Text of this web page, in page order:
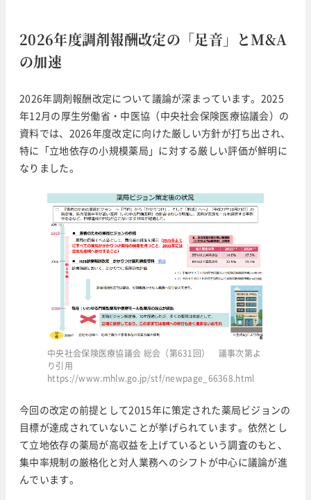
2026年度調剤報酬改定の「足音」とM&A
の加速
2026年調剤報酬改定について議論が深まっています。2025
年12月の厚生労働省・中医協（中央社会保険医療協議会）の
資料では、2026年度改定に向けた厳しい方針が打ち出され、
特に「立地依存の小規模薬局」に対する厳しい評価が鮮明に
なりました。
中央社会保険医療協議会 総会（第631回） 議事次第よ
り引用
https://www.mhlw.go.jp/stf/newpage_66368.html
今回の改定の前提として2015年に策定された薬局ビジョンの
目標が達成されていないことが挙げられています。依然とし
て立地依存の薬局が高収益を上げているという調査のもと、
集中率規制の厳格化と対人業務へのシフトが中心に議論が進
んでいます。